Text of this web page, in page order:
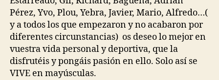
Pérez, Yvo, Plou, Yebra, Javier, Mario, Alfredo…(
y a todos los que empezaron y no acabaron por
diferentes circunstancias) os deseo lo mejor en
vuestra vida personal y deportiva, que la
disfrutéis y pongáis pasión en ello. Solo así se
VIVE en mayúsculas.